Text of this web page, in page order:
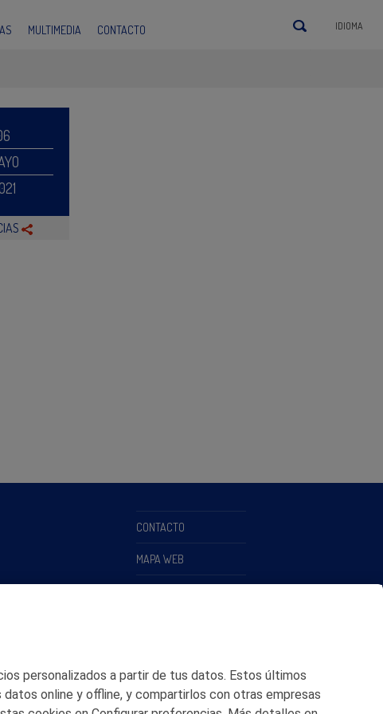
MULTIMEDIA CONTACTO IDIOMA
CONTACTO
MAPA WEB
CANAL DE ÉTICA
personalizados a partir de tus datos. Estos últimos
online y offline, y compartirlos con otras empresas